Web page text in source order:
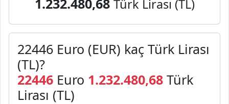
1.232.480,68 Türk Lirası (TL)
22446 Euro (EUR) kaç Türk Lirası
(TL)?
22446 Euro 1.232.480,68 Türk
Lirası (TL)